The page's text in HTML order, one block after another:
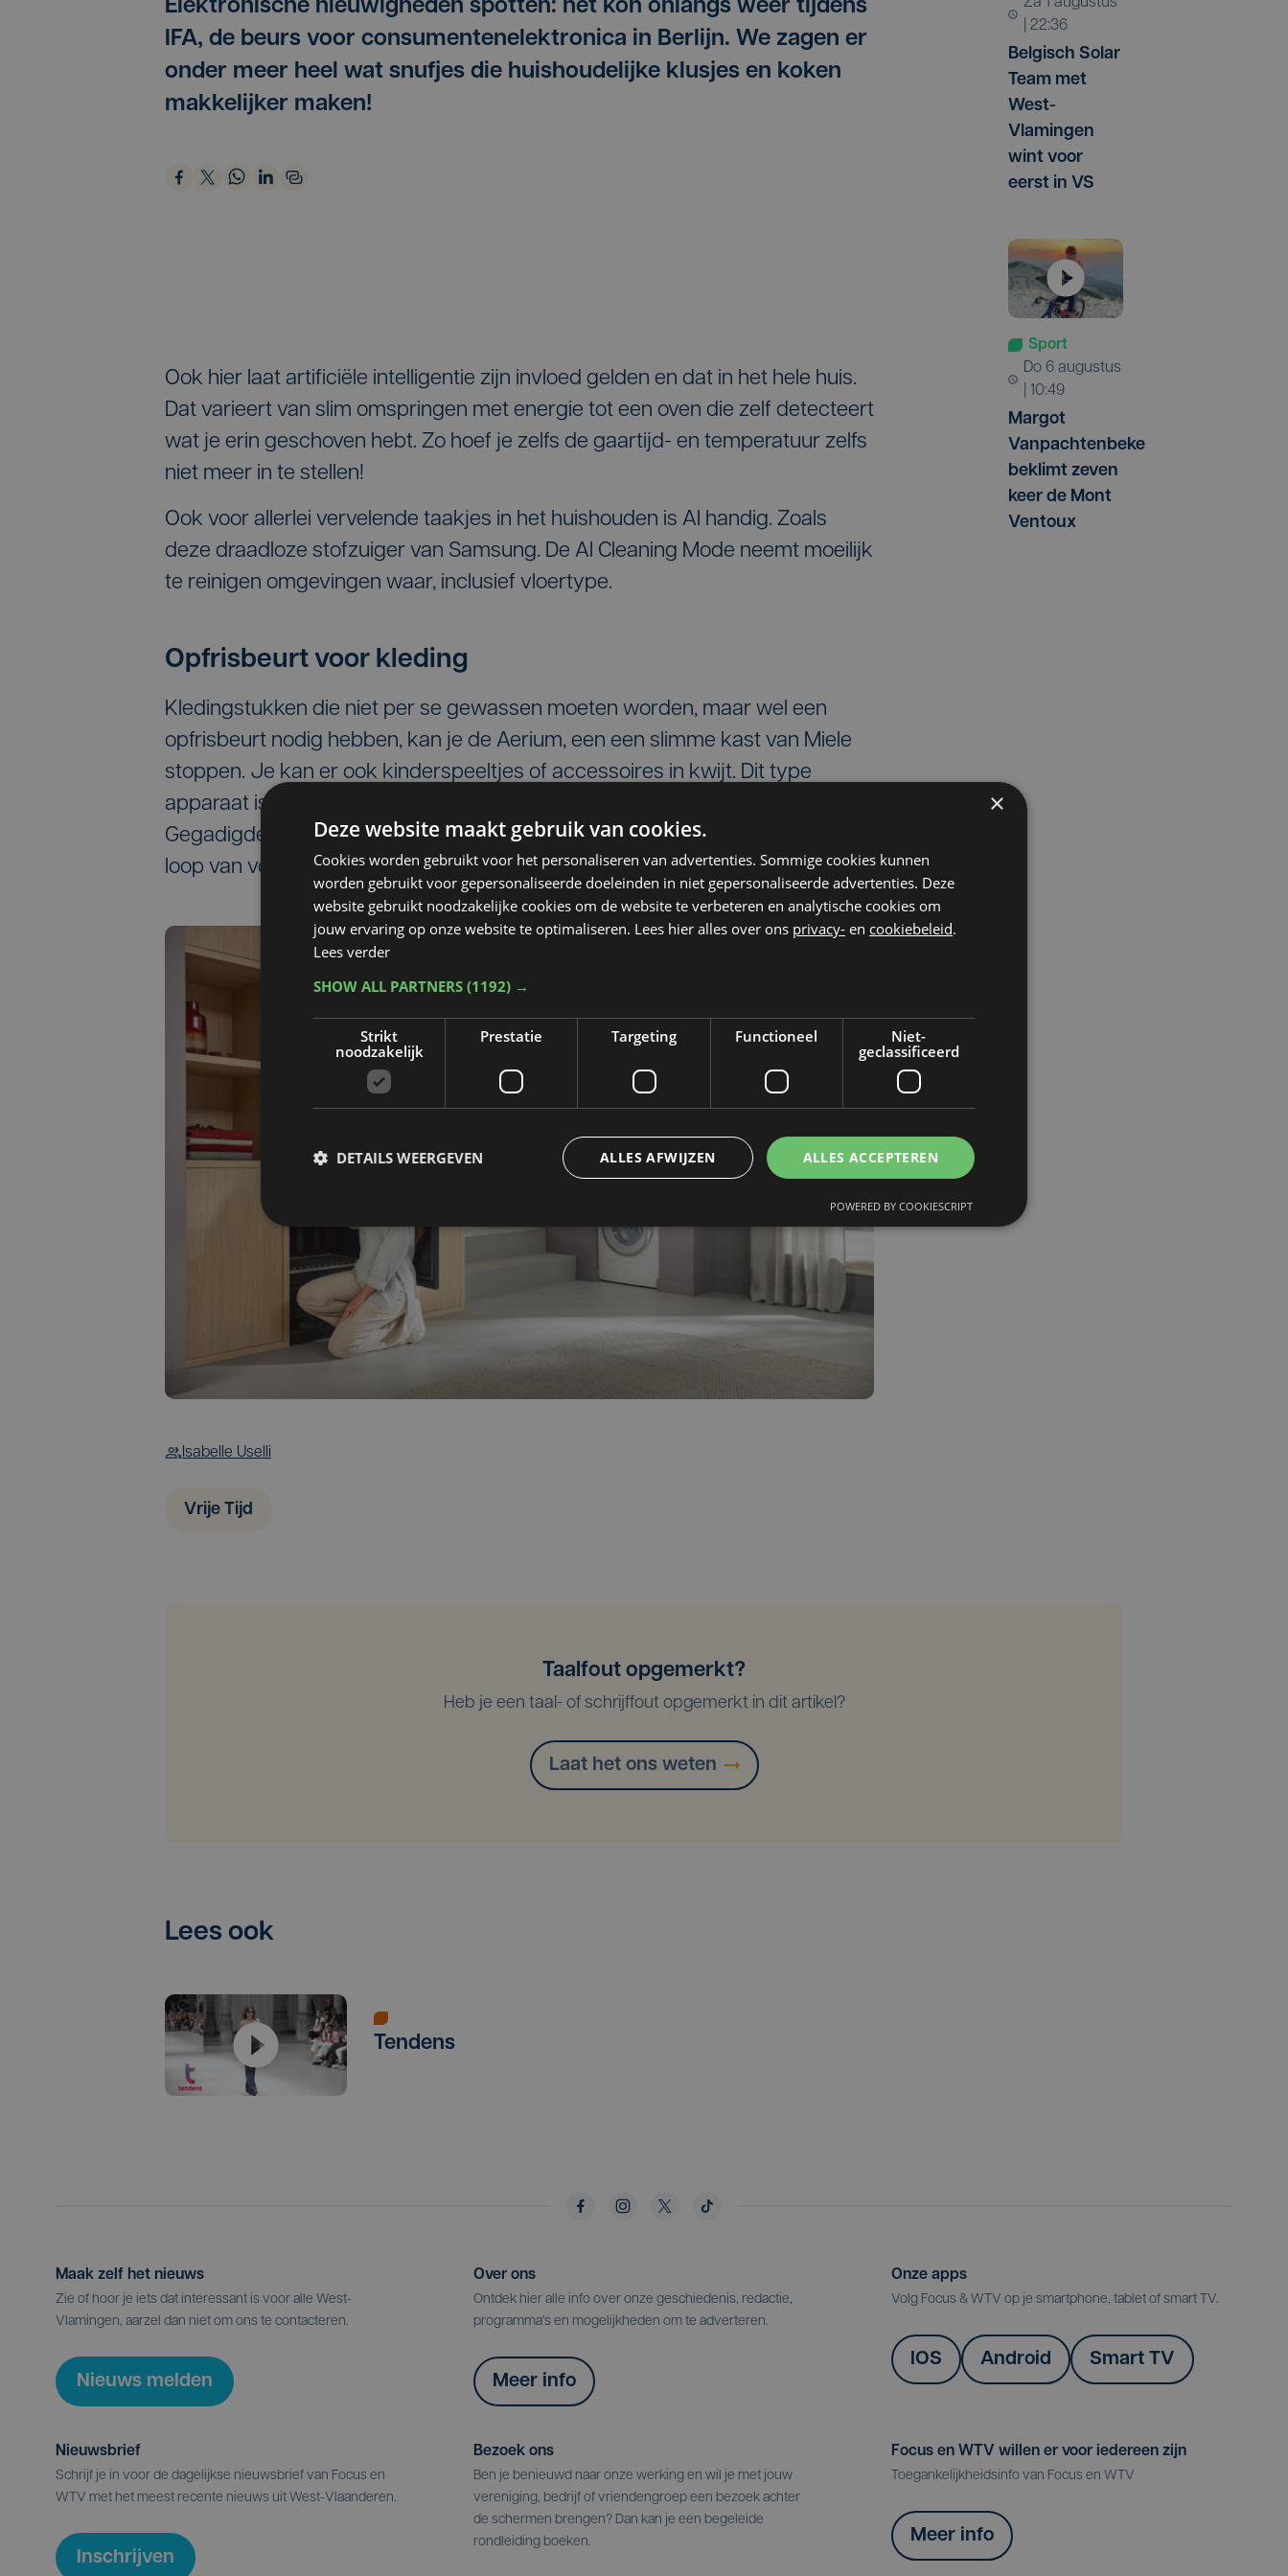
Elektronische nieuwigheden spotten: het kon onlangs weer tijdens
IFA, de beurs voor consumentenelektronica in Berlijn. We zagen er
onder meer heel wat snufjes die huishoudelijke klusjes en koken
makkelijker maken!
Ook hier laat artificiële intelligentie zijn invloed gelden en dat in het hele huis.
Dat varieert van slim omspringen met energie tot een oven die zelf detecteert
wat je erin geschoven hebt. Zo hoef je zelfs de gaartijd- en temperatuur zelfs
niet meer in te stellen!
Ook voor allerlei vervelende taakjes in het huishouden is AI handig. Zoals
deze draadloze stofzuiger van Samsung. De AI Cleaning Mode neemt moeilijk
te reinigen omgevingen waar, inclusief vloertype.
Opfrisbeurt voor kleding
Kledingstukken die niet per se gewassen moeten worden, maar wel een
opfrisbeurt nodig hebben, kan je de Aerium, een een slimme kast van Miele
stoppen. Je kan er ook kinderspeeltjes of accessoires in kwijt. Dit type
apparaat is al succesvol in Azië, maar in Europa nog vrij onbekend.
Gegadigden moeten wel nog even wachten, de lancering is gepland in de
loop van volgend jaar.
Isabelle Uselli
Vrije Tijd
| 22:36
Belgisch Solar
Team met
West-
Vlamingen
wint voor
eerst in VS
Sport
do 6 augustus
| 10:49
Margot
Vanpachtenbeke
beklimt zeven
keer de Mont
Ventoux
Taalfout opgemerkt?
Heb je een taal- of schrijffout opgemerkt in dit artikel?
Laat het ons weten
Lees ook
Tendens
Maak zelf het nieuws
Zie of hoor je iets dat interessant is voor alle West-
Vlamingen, aarzel dan niet om ons te contacteren.
Nieuws melden
Over ons
Ontdek hier alle info over onze geschiedenis, redactie,
programma's en mogelijkheden om te adverteren.
Meer info
Onze apps
Volg Focus & WTV op je smartphone, tablet of smart TV.
IOS Android Smart TV
Nieuwsbrief
Schrijf je in voor de dagelijkse nieuwsbrief van Focus en
WTV met het meest recente nieuws uit West-Vlaanderen.
Inschrijven
Bezoek ons
Ben je benieuwd naar onze werking en wil je met jouw
vereniging, bedrijf of vriendengroep een bezoek achter
de schermen brengen? Dan kan je een begeleide
rondleiding boeken.
Focus en WTV willen er voor iedereen zijn
Toegankelijkheidsinfo van Focus en WTV
Meer info
×
Deze website maakt gebruik van cookies.
Cookies worden gebruikt voor het personaliseren van advertenties. Sommige cookies kunnen
worden gebruikt voor gepersonaliseerde doeleinden in niet gepersonaliseerde advertenties. Deze
website gebruikt noodzakelijke cookies om de website te verbeteren en analytische cookies om
jouw ervaring op onze website te optimaliseren. Lees hier alles over ons privacy- en cookiebeleid.
Lees verder
SHOW ALL PARTNERS (1192) →
Strikt
noodzakelijk
Prestatie Targeting Functioneel
Niet-
geclassificeerd
ALLES ACCEPTEREN
ALLES AFWIJZEN
DETAILS WEERGEVEN
POWERED BY COOKIESCRIPT